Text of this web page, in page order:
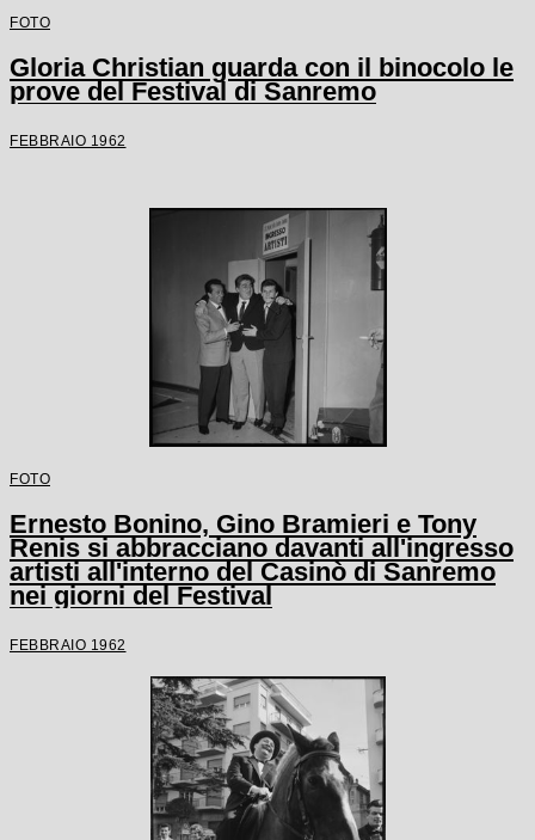
FOTO
Gloria Christian guarda con il binocolo le
prove del Festival di Sanremo
FEBBRAIO 1962
FOTO
Ernesto Bonino, Gino Bramieri e Tony
Renis si abbracciano davanti all'ingresso
artisti all'interno del Casinò di Sanremo
nei giorni del Festival
FEBBRAIO 1962